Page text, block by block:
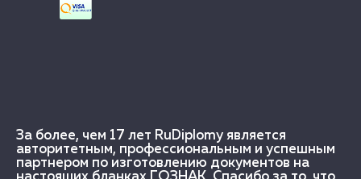
За более, чем 17 лет RuDiplomy является
авторитетным, профессиональным и успешным
партнером по изготовлению документов на